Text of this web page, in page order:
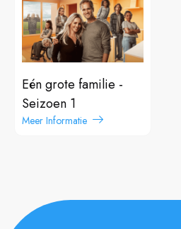
Eén grote familie -
Seizoen 1
Meer Informatie